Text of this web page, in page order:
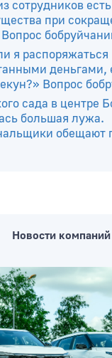
Стану ли я
Отвечает
школьники
«Карту
в городском
почему
сотрудников есть
при
обещают
Новости компаний